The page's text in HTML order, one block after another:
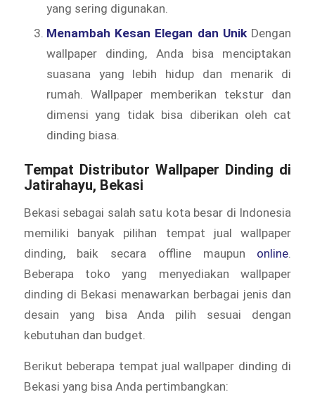
yang sering digunakan.
Menambah Kesan Elegan dan Unik Dengan
wallpaper dinding, Anda bisa menciptakan
suasana yang lebih hidup dan menarik di
rumah. Wallpaper memberikan tekstur dan
dimensi yang tidak bisa diberikan oleh cat
dinding biasa.
Tempat Distributor Wallpaper Dinding di
Jatirahayu, Bekasi
Bekasi sebagai salah satu kota besar di Indonesia
memiliki banyak pilihan tempat jual wallpaper
dinding, baik secara offline maupun online.
Beberapa toko yang menyediakan wallpaper
dinding di Bekasi menawarkan berbagai jenis dan
desain yang bisa Anda pilih sesuai dengan
kebutuhan dan budget.
Berikut beberapa tempat jual wallpaper dinding di
Bekasi yang bisa Anda pertimbangkan: